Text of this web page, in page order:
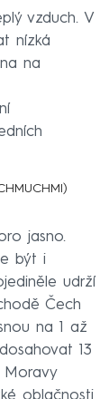
vzduch. V
nízká
na
jasno.
být i
udrží
Čech
na 1 až
13
Moravy
oblačnosti